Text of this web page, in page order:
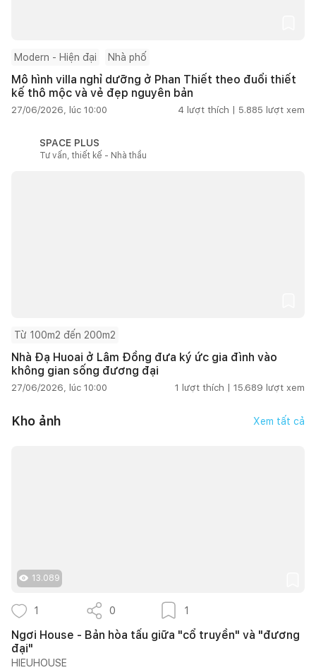
Modern - Hiện đại Nhà phố
Mô hình villa nghỉ dưỡng ở Phan Thiết theo đuổi thiết
kế thô mộc và vẻ đẹp nguyên bản
27/06/2026, lúc 10:00 4 lượt thích | 5.885 lượt xem
SPACE PLUS
Tư vấn, thiết kế - Nhà thầu
Từ 100m2 đến 200m2
Nhà Đạ Huoai ở Lâm Đồng đưa ký ức gia đình vào
không gian sống đương đại
27/06/2026, lúc 10:00 1 lượt thích | 15.689 lượt xem
Kho ảnh Xem tất cả
13.089
1 0 1
Ngơi House - Bản hòa tấu giữa "cổ truyền" và "đương
đại"
HIEUHOUSE